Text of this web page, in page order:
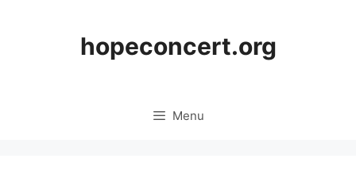
hopeconcert.org
Menu